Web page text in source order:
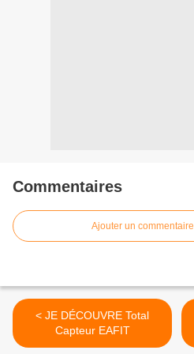
Commentaires
Ajouter un commentaire
< JE DÉCOUVRE Total
Capteur EAFIT